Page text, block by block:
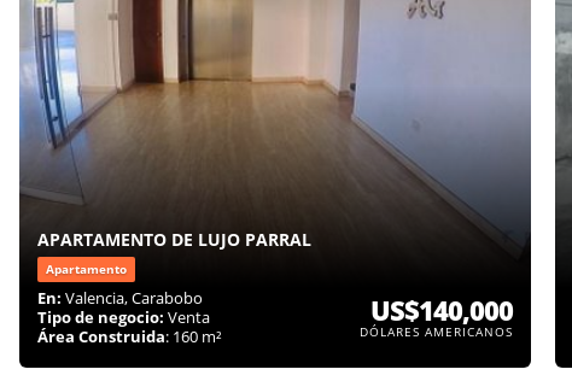
APARTAMENTO DE LUJO PARRAL
Apartamento
En: Valencia, Carabobo
Tipo de negocio: Venta
Área Construida: 160 m²
US$140,000
DÓLARES AMERICANOS